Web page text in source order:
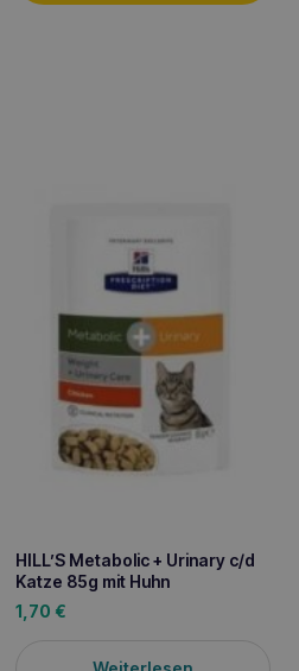
HILL’S Metabolic + Urinary c/d
Katze 85g mit Huhn
1,70 €